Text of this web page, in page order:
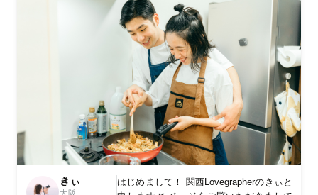
きぃ
大阪
はじめまして！ 関西Lovegrapherのきぃと